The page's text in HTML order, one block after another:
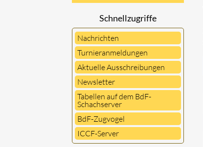
Schnellzugriffe
Nachrichten
Turnieranmeldungen
Aktuelle Ausschreibungen
Newsletter
Tabellen auf dem BdF-
Schachserver
BdF-Zugvogel
ICCF-Server